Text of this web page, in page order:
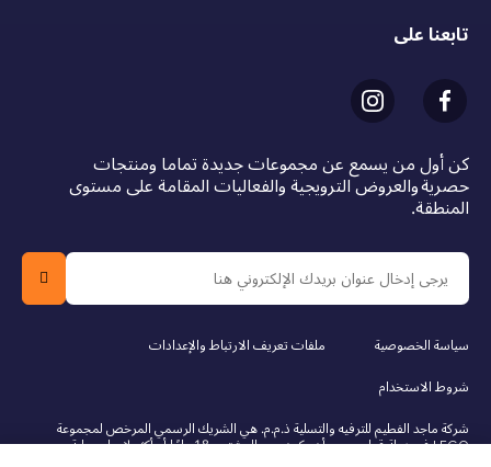
Gift this LEGO® set as an anytime treat to boys,
fan or collector aged 10 and
Build-and-display set – The 5 LEGO®Star Wars™
over 3 in. (8 cm) tall
كن أول من يسمع عن مجموعات جديدة تماما ومنتجات
حصرية والعروض الترويجية والفعاليات المقامة على مستوى
المنطقة.
تابعنا على
سياسة الخصوصية
ملفات تعريف الارتباط والإعدادات
شروط الاستخدام
شركة ماجد الفطيم للترفيه والتسلية ذ.م.م. هي الشريك الرسمي المرخص لمجموعة
LEGO في دولة قطر. يجب أن يكون عمر المشتري 18 عامًا أو أكثر لإجراء عملية